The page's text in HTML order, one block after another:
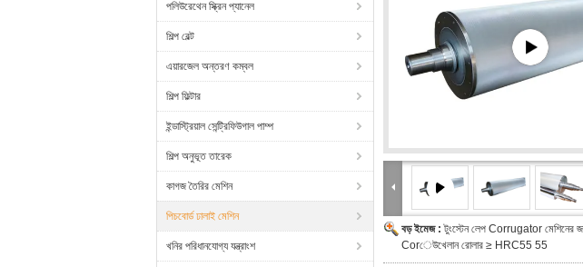
পলিউরেথেন স্ক্রিন প্যানেল
শিল্প বেল্ট
এয়ারজেল অন্তরণ কম্বল
শিল্প ফিল্টার
ইন্ডাস্ট্রিয়াল সেন্ট্রিফিউগাল পাম্প
শিল্প অনুভূত তারেক
কাগজ তৈরির মেশিন
পিচবোর্ড ঢালাই মেশিন
খনির পরিধানযোগ্য যন্ত্রাংশ
বড় ইমেজ :টুংস্টেন লেপ Corrugator মেশিনের
Corেউখেলান রোলার ≥ HRC55 55